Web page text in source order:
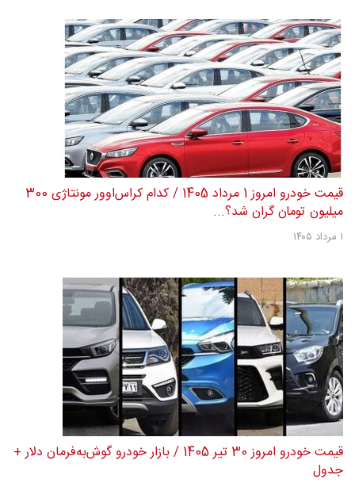
قیمت خودرو امروز 1 مرداد 1405 / کدام کراس‌اوور مونتاژی 300
میلیون تومان گران شد؟...
۱ مرداد ۱۴۰۵
قیمت خودرو امروز 30 تیر 1405 / بازار خودرو گوش‌به‌فرمان دلار +
جدول